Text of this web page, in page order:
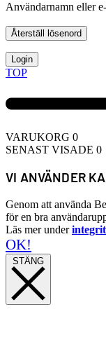
Användarnamn eller
Återställ lösenord
Login
TOP
VARUKORG 0
SENAST VISADE 0
VI ANVÄNDER
Genom att använda
för en bra
Läs mer under
OK!
STÄNG